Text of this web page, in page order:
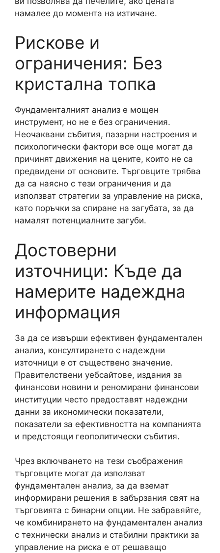
намалее до момента на изтичане.
Рискове и
ограничения: Без
кристална топка
Фундаменталният анализ е мощен
инструмент, но не е без ограничения.
Неочаквани събития, пазарни настроения и
психологически фактори все още могат да
причинят движения на цените, които не са
предвидени от основите. Търговците трябва
да са наясно с тези ограничения и да
използват стратегии за управление на риска,
като поръчки за спиране на загубата, за да
намалят потенциалните загуби.
Достоверни
източници: Къде да
намерите надеждна
информация
За да се извърши ефективен фундаментален
анализ, консултирането с надеждни
източници е от съществено значение.
Правителствени уебсайтове, издания за
финансови новини и реномирани финансови
институции често предоставят надеждни
данни за икономически показатели,
показатели за ефективността на компанията
и предстоящи геополитически събития.
Чрез включването на тези съображения
търговците могат да използват
фундаментален анализ, за ​​да вземат
информирани решения в забързания свят на
търговията с бинарни опции. Не забравяйте,
че комбинирането на фундаментален анализ
с технически анализ и стабилни практики за
управление на риска е от решаващо